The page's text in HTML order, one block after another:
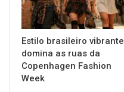
Estilo brasileiro vibrante
domina as ruas da
Copenhagen Fashion
Week